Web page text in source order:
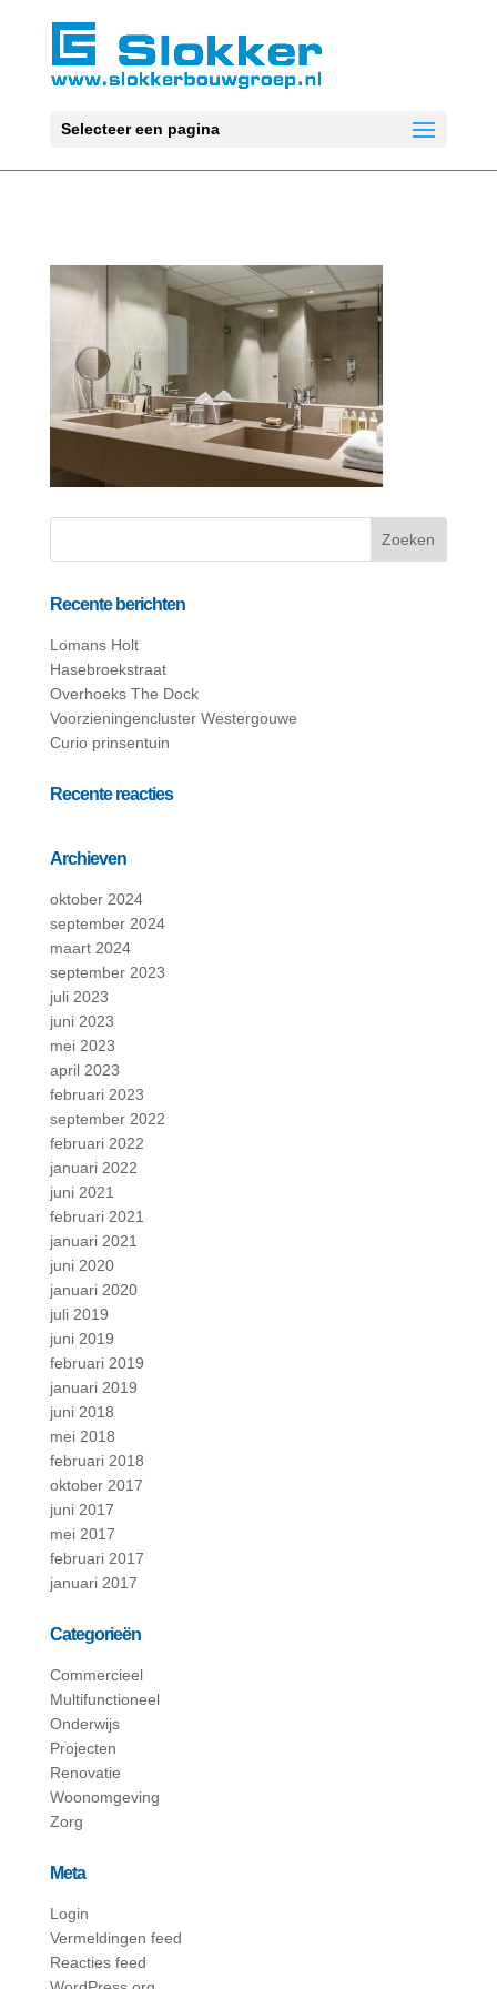
Selecteer een pagina
Recente berichten
Lomans Holt
Hasebroekstraat
Overhoeks The Dock
Voorzieningencluster Westergouwe
Curio prinsentuin
Recente reacties
Archieven
oktober 2024
september 2024
maart 2024
september 2023
juli 2023
juni 2023
mei 2023
april 2023
februari 2023
september 2022
februari 2022
januari 2022
juni 2021
februari 2021
januari 2021
juni 2020
januari 2020
juli 2019
juni 2019
februari 2019
januari 2019
juni 2018
mei 2018
februari 2018
oktober 2017
juni 2017
mei 2017
februari 2017
januari 2017
Categorieën
Commercieel
Multifunctioneel
Onderwijs
Projecten
Renovatie
Woonomgeving
Zorg
Meta
Login
Vermeldingen feed
Reacties feed